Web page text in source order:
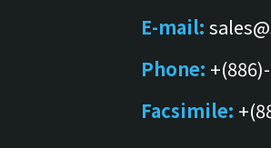
E-mail:
Phone:
Facsimile: